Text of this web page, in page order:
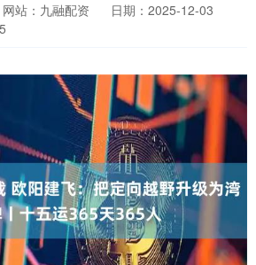
网站：九融配资
日期：2025-12-03